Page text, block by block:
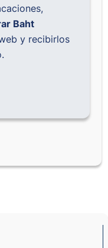
Baht
y recibirlos